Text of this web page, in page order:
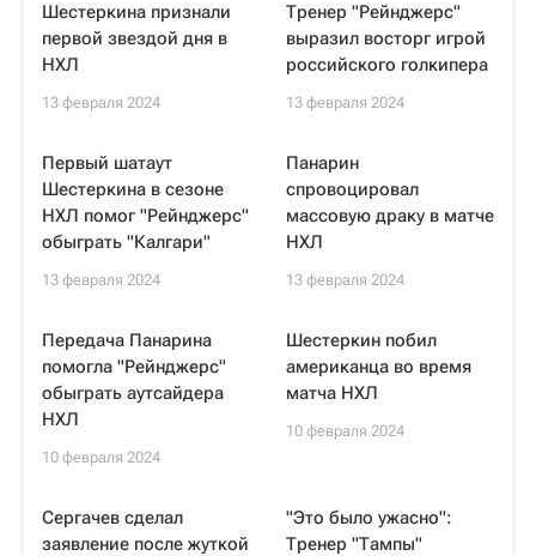
Шестеркина признали
первой звездой дня в
НХЛ
13 февраля 2024
Тренер "Рейнджерс"
выразил восторг игрой
российского голкипера
13 февраля 2024
Первый шатаут
Шестеркина в сезоне
НХЛ помог "Рейнджерс"
обыграть "Калгари"
13 февраля 2024
Панарин
спровоцировал
массовую драку в матче
НХЛ
13 февраля 2024
Передача Панарина
помогла "Рейнджерс"
обыграть аутсайдера
НХЛ
10 февраля 2024
Шестеркин побил
американца во время
матча НХЛ
10 февраля 2024
Сергачев сделал
заявление после жуткой
"Это было ужасно":
Тренер "Тампы"